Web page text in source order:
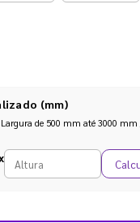
(mm)
Largura de 500 mm até 3000
(mm)
(mm)